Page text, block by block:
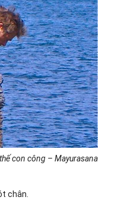
con công – Mayurasana
chân.